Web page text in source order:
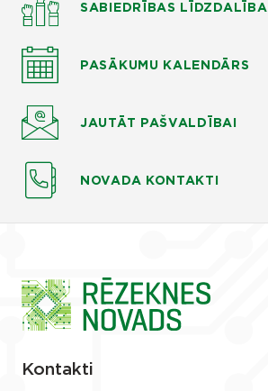
SABIEDRĪBAS LĪDZDALĪBA
PASĀKUMU KALENDĀRS
JAUTĀT PAŠVALDĪBAI
NOVADA KONTAKTI
Kontakti